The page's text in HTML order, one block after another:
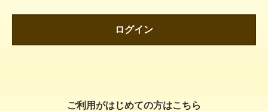
ログイン
ご利用がはじめての方はこちら